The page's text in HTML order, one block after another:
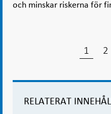
och minskar riskerna för
1 2
RELATERAT